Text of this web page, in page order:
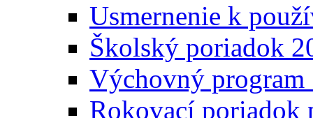
Usmernenie k
Školský poriadok
Výchovný
Rokovací poriadok